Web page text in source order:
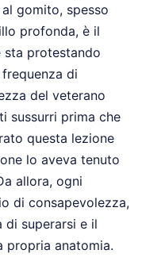
gomito, spesso
profonda, è il
sta protestando
di
del veterano
sussurri prima che
questa lezione
lo aveva tenuto
allora, ogni
di consapevolezza,
superarsi e il
anatomia.